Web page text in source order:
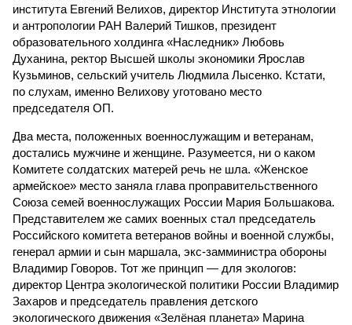
института Евгений Велихов, директор Института этнологии
и антропологии РАН Валерий Тишков, президент
образовательного холдинга «Наследник» Любовь
Духанина, ректор Высшей школы экономики Ярослав
Кузьминов, сельский учитель Людмила Лысенко. Кстати,
по слухам, именно Велихову уготовано место
председателя ОП.
Два места, положенных военнослужащим и ветеранам,
достались мужчине и женщине. Разумеется, ни о каком
Комитете солдатских матерей речь не шла. «Женское
армейское» место заняла глава проправительственного
Союза семей военнослужащих России Мария Большакова.
Представителем же самих военных стал председатель
Российского комитета ветеранов войны и военной службы,
генерал армии и сын маршала, экс-замминистра обороны
Владимир Говоров. Тот же принцип — для экологов:
директор Центра экологической политики России Владимир
Захаров и председатель правления детского
экологического движения «Зелёная планета» Марина